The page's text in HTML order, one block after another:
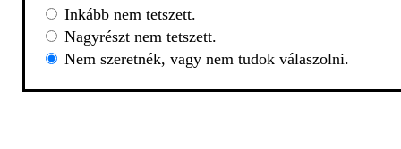
Inkább nem tetszett.
Nagyrészt nem tetszett.
Nem szeretnék, vagy nem tudok válaszolni.